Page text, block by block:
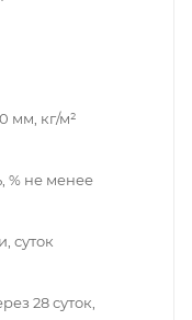
мм, кг/м²
% не менее
суток
28 суток,